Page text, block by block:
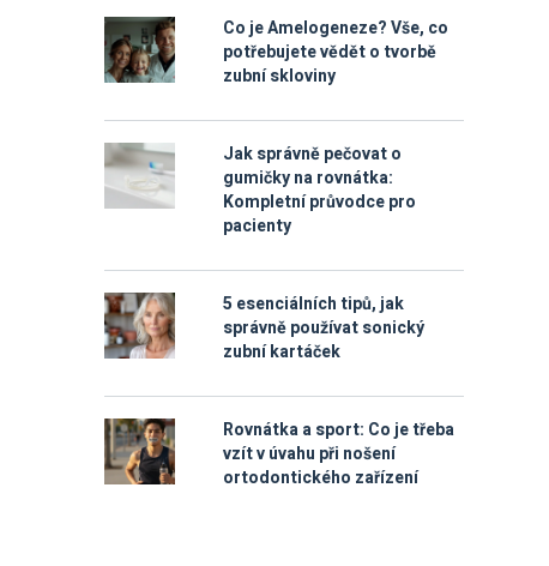
Co je Amelogeneze? Vše, co
potřebujete vědět o tvorbě
zubní skloviny
Jak správně pečovat o
gumičky na rovnátka:
Kompletní průvodce pro
pacienty
5 esenciálních tipů, jak
správně používat sonický
zubní kartáček
Rovnátka a sport: Co je třeba
vzít v úvahu při nošení
ortodontického zařízení